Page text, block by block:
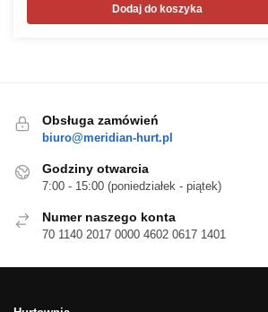
Dodaj do koszyka
Obsługa zamówień
biuro@meridian-hurt.pl
Godziny otwarcia
7:00 - 15:00 (poniedziałek - piątek)
Numer naszego konta
70 1140 2017 0000 4602 0617 1401